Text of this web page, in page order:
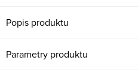
Popis produktu
Parametry produktu